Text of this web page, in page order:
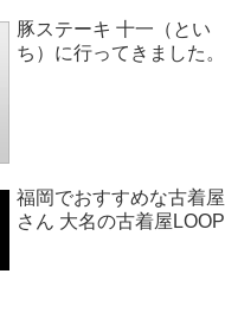
豚ステーキ 十一（とい
ち）に行ってきました。
福岡でおすすめな古着屋
さん 大名の古着屋LOOP